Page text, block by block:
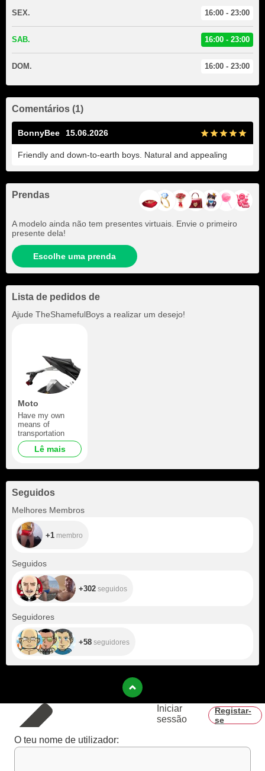
SEX. 16:00 - 23:00
SAB. 16:00 - 23:00
DOM. 16:00 - 23:00
Comentários (1)
BonnyBee 15.06.2026
Friendly and down-to-earth boys. Natural and appealing
Prendas
A modelo ainda não tem presentes virtuais. Envie o primeiro
presente dela!
Escolhe uma prenda
Lista de pedidos de
Ajude TheShamefulBoys a realizar um desejo!
Moto
Have my own
means of
transportation
Lê mais
Seguidos
Melhores Membros
+1
+1 membro
Seguidos
+302 seguidos
Seguidores
+58 seguidores
Iniciar
sessão
Registar-
se
O teu nome de utilizador: